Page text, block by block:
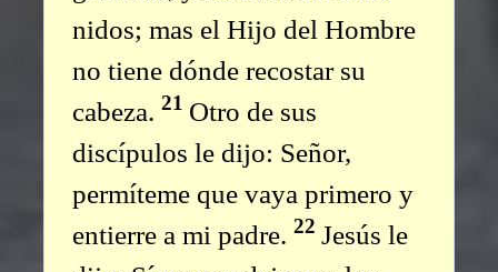
nidos; mas el Hijo del Hombre
no tiene dónde recostar su
cabeza. 21 Otro de sus
discípulos le dijo: Señor,
permíteme que vaya primero y
entierre a mi padre. 22 Jesús le